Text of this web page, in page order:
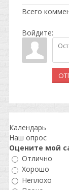
Всего
Войдите:
Календарь
Наш опрос
Оцените мой
Отлично
Хорошо
Неплохо